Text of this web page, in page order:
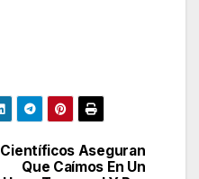
Científicos Aseguran
Que Caímos En Un